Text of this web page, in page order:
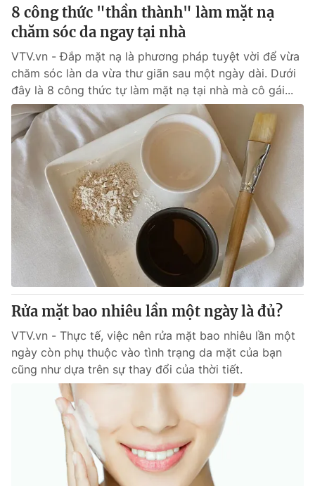
8 công thức "thần thành" làm mặt nạ
chăm sóc da ngay tại nhà
VTV.vn - Đắp mặt nạ là phương pháp tuyệt vời để vừa
chăm sóc làn da vừa thư giãn sau một ngày dài. Dưới
đây là 8 công thức tự làm mặt nạ tại nhà mà cô gái...
Rửa mặt bao nhiêu lần một ngày là đủ?
VTV.vn - Thực tế, việc nên rửa mặt bao nhiêu lần một
ngày còn phụ thuộc vào tình trạng da mặt của bạn
cũng như dựa trên sự thay đổi của thời tiết.